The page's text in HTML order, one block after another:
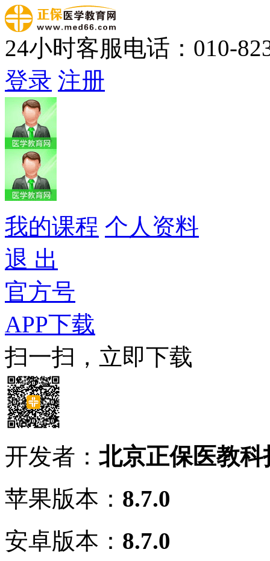
24小时客服电话：010-
登录 注册
我的课程 个人资料
退 出
官方号
APP下载
扫一扫，立即下载
开发者： 北京正保医教
苹果版本： 8.7.0
安卓版本： 8.7.0